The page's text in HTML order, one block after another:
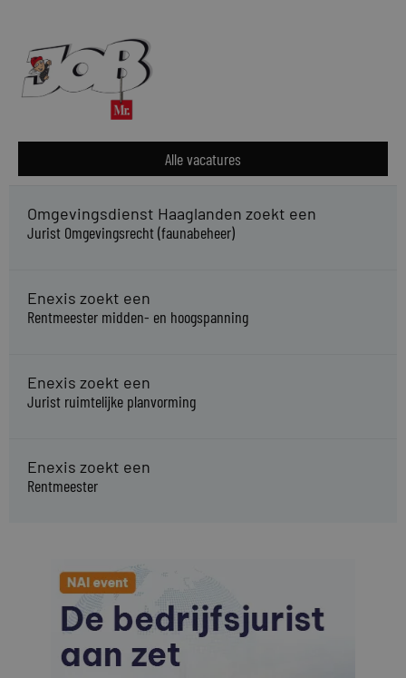
Alle vacatures
Omgevingsdienst Haaglanden zoekt een
Jurist Omgevingsrecht (faunabeheer)
Enexis zoekt een
Rentmeester midden- en hoogspanning
Enexis zoekt een
Jurist ruimtelijke planvorming
Enexis zoekt een
Rentmeester